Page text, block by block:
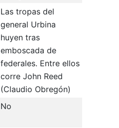
Las tropas del
general Urbina
huyen tras
emboscada de
federales. Entre ellos
corre John Reed
(Claudio Obregón)
No